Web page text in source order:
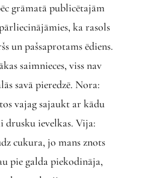
grāmatā publicētajām
ka rasols
un pašsaprotams ēdiens.
saimnieces, viss nav
savā pieredzē. Nora:
vajag sajaukt ar kādu
drusku ievelkas. Vija:
cukura, jo mans znots
pie galda piekodināja,